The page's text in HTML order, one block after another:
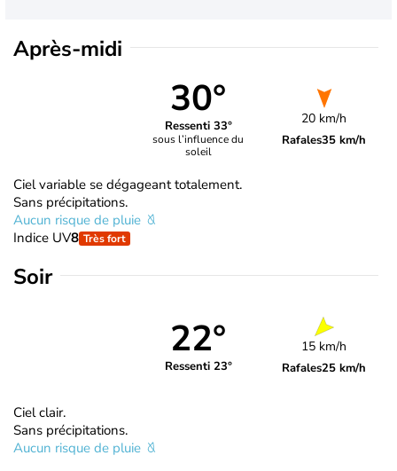
Après-midi
30°
Ressenti 33°
sous l’influence du
soleil
20 km/h
Rafales35 km/h
Ciel variable se dégageant totalement.
Sans précipitations.
Aucun risque de pluie
Indice UV8 Très fort
Soir
22°
Ressenti 23°
15 km/h
Rafales25 km/h
Ciel clair.
Sans précipitations.
Aucun risque de pluie